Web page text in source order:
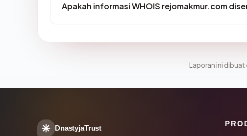
Apakah informasi WHOIS rejomakmur.com
Laporan ini dibuat
DnastyjaTrust